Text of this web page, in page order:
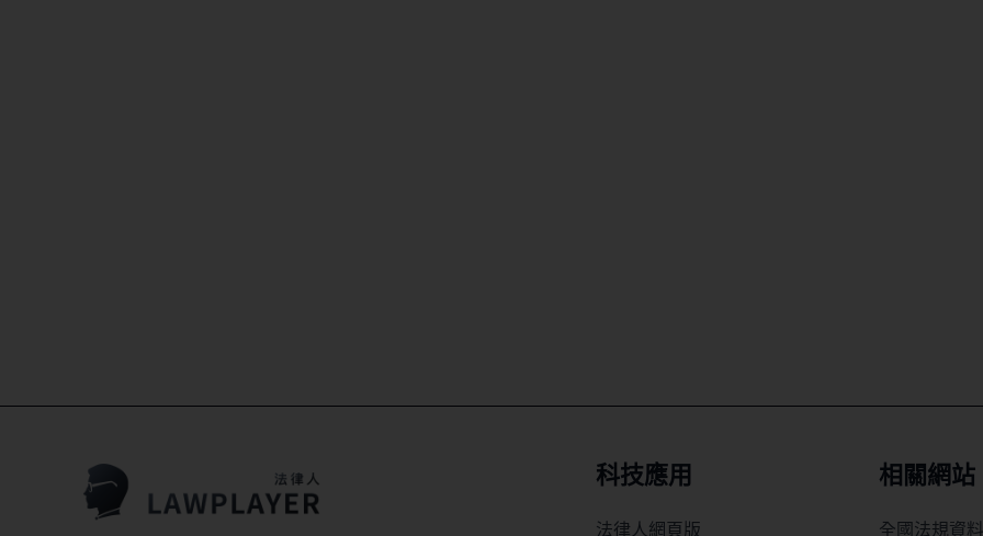
科技應用
法律人網頁版
相關網站
全國法規資